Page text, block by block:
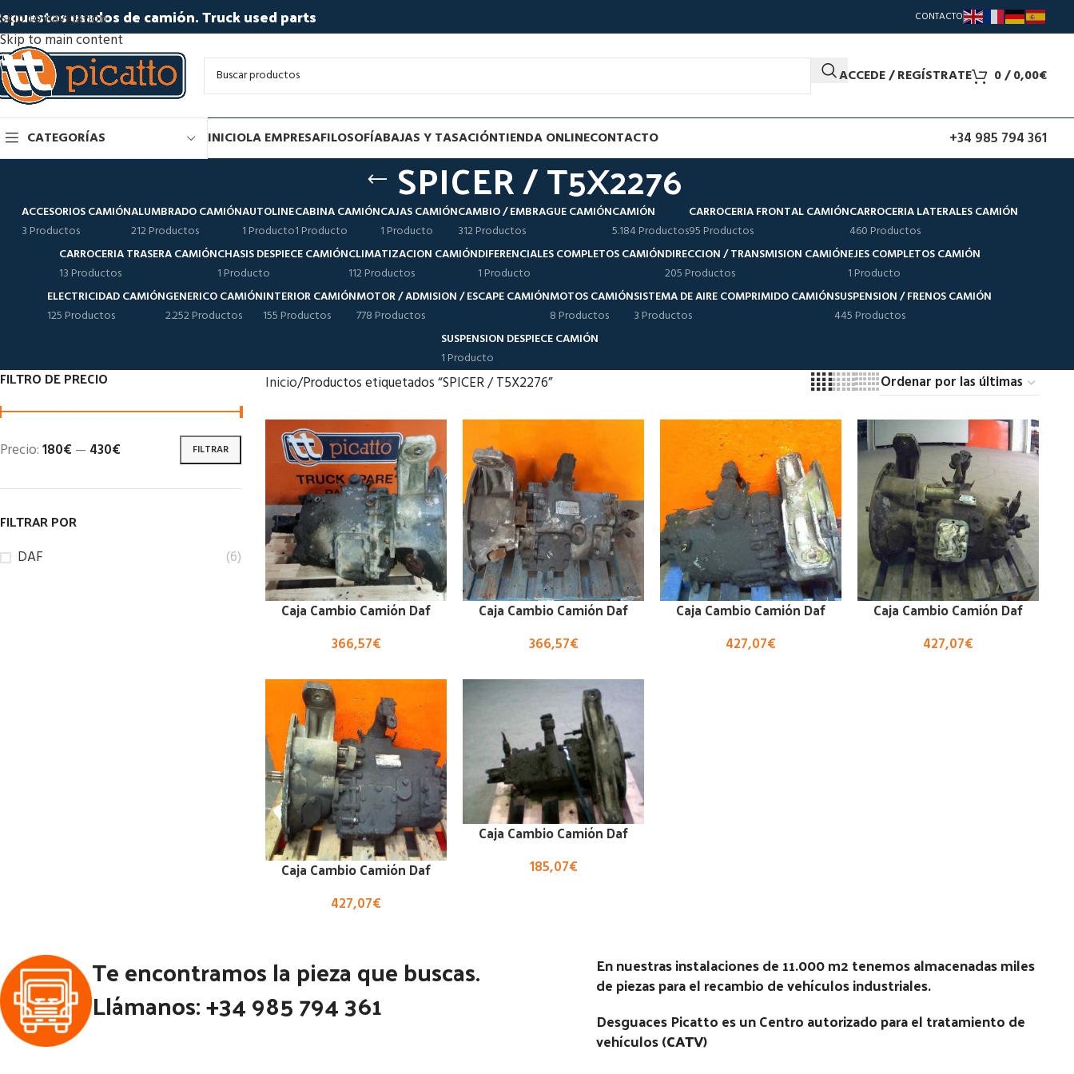
Skip to navigation
Skip to main content
usados de camión. Truck used parts CONTACTO
ACCEDE / REGÍSTRATE 0/0,00€
CATEGORÍAS INICIOLA EMPRESAFILOSOFÍABAJAS Y TASACIÓNTIENDA ONLINECONTACTO +34 985 794 361
SPICER / T5X2276
ACCESORIOS CAMIÓN
3 Productos
ALUMBRADO CAMIÓN
212 Productos
AUTOLINE
1 Producto
CABINA CAMIÓN
1 Producto
CAJAS CAMIÓN
1 Producto
CAMBIO / EMBRAGUE CAMIÓN
312 Productos
CAMIÓN
5.184 Productos
CARROCERIA FRONTAL CAMIÓN
95 Productos
CARROCERIA LATERALES CAMIÓN
460 Productos
CARROCERIA TRASERA CAMIÓN
13 Productos
CHASIS DESPIECE CAMIÓN
1 Producto
CLIMATIZACION CAMIÓN
112 Productos
DIFERENCIALES COMPLETOS CAMIÓN
1 Producto
DIRECCION / TRANSMISION CAMIÓN
205 Productos
EJES COMPLETOS CAMIÓN
1 Producto
ELECTRICIDAD CAMIÓN
125 Productos
GENERICO CAMIÓN
2.252 Productos
INTERIOR CAMIÓN
155 Productos
MOTOR / ADMISION / ESCAPE CAMIÓN
778 Productos
MOTOS CAMIÓN
8 Productos
SISTEMA DE AIRE COMPRIMIDO CAMIÓN
3 Productos
SUSPENSION / FRENOS CAMIÓN
445 Productos
SUSPENSION DESPIECE CAMIÓN
1 Producto
FILTRO DE PRECIO
FILTRAR
Precio:180€ — 430€
FILTRAR POR
DAF (6)
Inicio Productos etiquetados “SPICER / T5X2276”
Caja Cambio Camión Daf
366,57€
Caja Cambio Camión Daf
366,57€
Caja Cambio Camión Daf
427,07€
Caja Cambio Camión Daf
427,07€
Caja Cambio Camión Daf
427,07€
Caja Cambio Camión Daf
185,07€
Te encontramos la pieza que buscas.
Llámanos: +34 985 794 361
En nuestras instalaciones de 11.000 m2 tenemos almacenadas miles
de piezas para el recambio de vehículos industriales.
Desguaces Picatto es un Centro autorizado para el tratamiento de
vehículos (CATV)